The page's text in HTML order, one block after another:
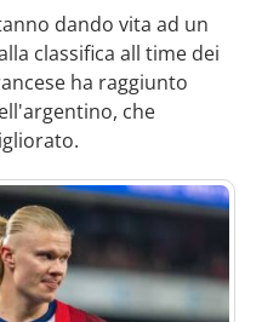
dando vita ad un
classifica all time dei
ha raggiunto
che